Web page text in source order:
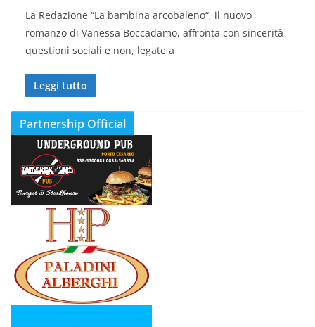
La Redazione “La bambina arcobaleno“, il nuovo
romanzo di Vanessa Boccadamo, affronta con sincerità
questioni sociali e non, legate a
Leggi tutto
Partnership Official